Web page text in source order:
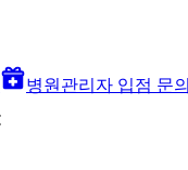
병원관리자 입점 문의